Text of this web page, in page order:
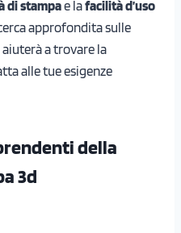
di stampae lafacilità d’uso
approfondita sulle
a trovare la
alle tue esigenze
della
3d